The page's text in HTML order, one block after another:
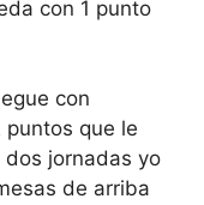
con 1 punto
con
que le
dos jornadas yo
de arriba